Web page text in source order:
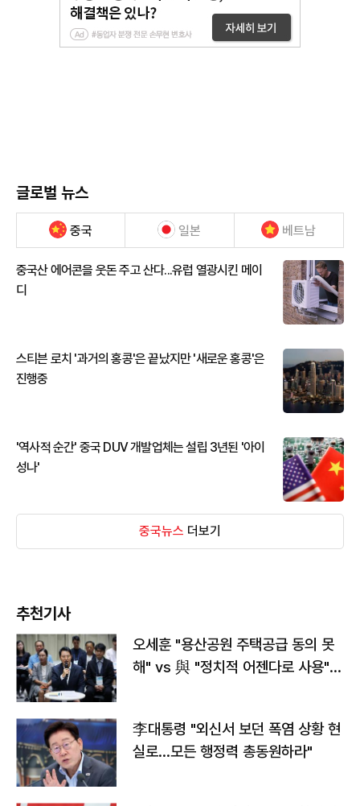
글로벌 뉴스
중국 일본 베트남
중국산 에어콘을 웃돈 주고 산다...유럽 열광시킨 메이
디
스티븐 로치 '과거의 홍콩'은 끝났지만 '새로운 홍콩'은
진행중
'역사적 순간' 중국 DUV 개발업체는 설립 3년된 '아이
성나'
중국뉴스 더보기
추천기사
오세훈 "용산공원 주택공급 동의 못
해" vs 與 "정치적 어젠다로 사용"
李대통령 "외신서 보던 폭염 상황 현
실로…모든 행정력 총동원하라"